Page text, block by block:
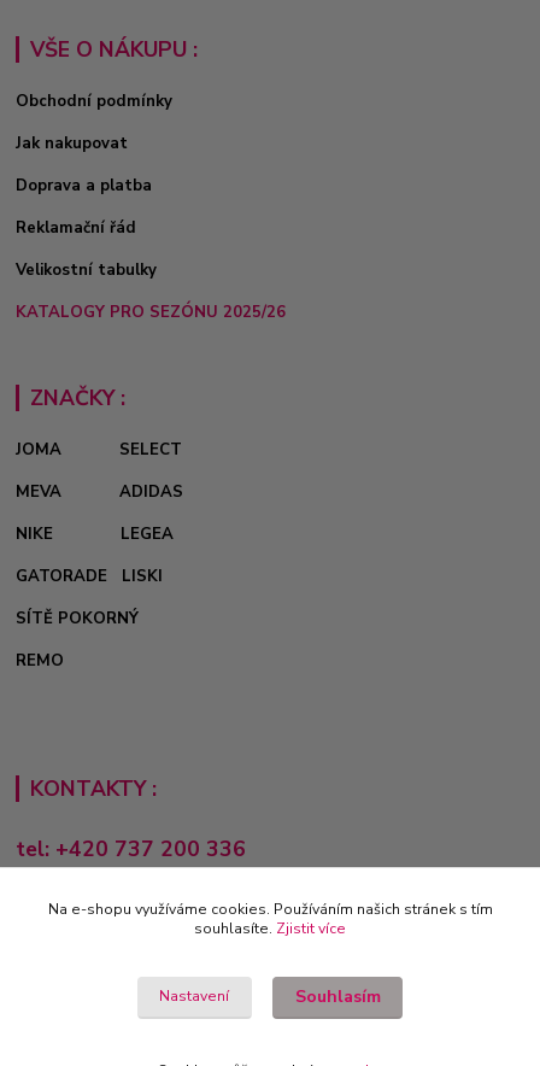
VŠE O NÁKUPU :
Obchodní podmínky
Jak nakupovat
Doprava a platba
Reklamační řád
Velikostní tabulky
KATALOGY PRO SEZÓNU 2025/26
ZNAČKY :
JOMA
SELECT
MEVA
ADIDAS
NIKE
LEGEA
GATORADE
LISKI
SÍTĚ POKORNÝ
REMO
KONTAKTY :
tel: +420 737 200 336
Pondělí-Pátek: 8 - 17 hodin
obchod@e-sporting.cz
Na e-shopu využíváme cookies. Používáním našich stránek s tím
souhlasíte. Zjistit více
Nastavení Souhlasím